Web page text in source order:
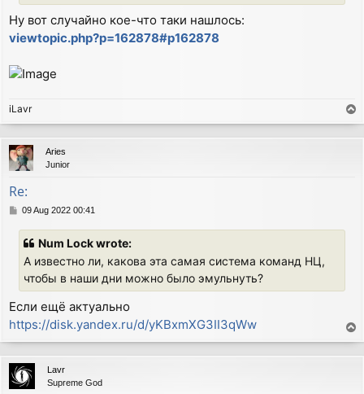
Ну вот случайно кое-что таки нашлось:
viewtopic.php?p=162878#p162878
iLavr
o
p
Aries
Junior
Re:
P09 Aug 2022 00:41
Num Lock wrote:
А известно ли, какова эта самая система команд НЦ,
чтобы в наши дни можно было эмульнуть?
Если ещё актуально
https://disk.yandex.ru/d/yKBxmXG3II3qWw
o
p
Lavr
Supreme God